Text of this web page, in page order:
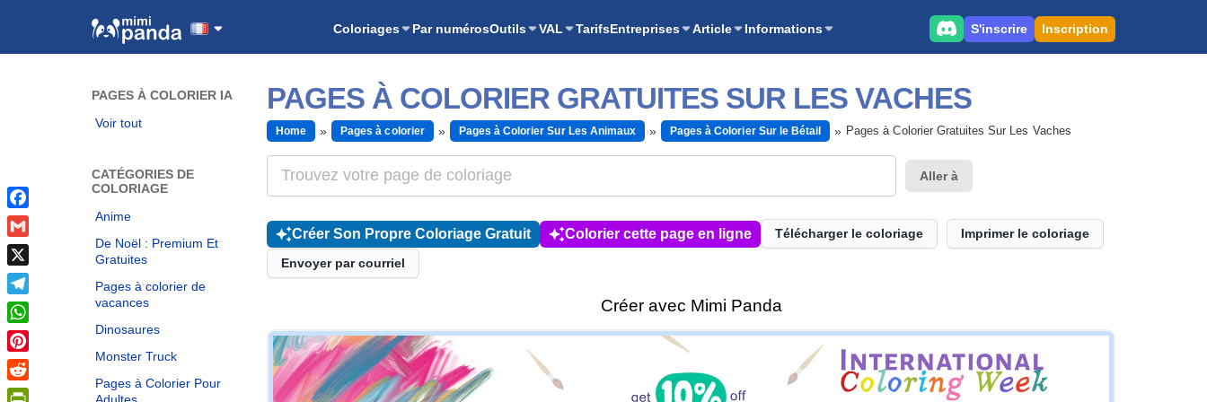
Coloriages Par numérosOutils VAL TarifsEntreprises Article Informations S'inscrire Inscription
PAGES À COLORIER IA
Voir tout
CATÉGORIES DE
COLORIAGE
Anime
De Noël : Premium Et
Gratuites
Pages à colorier de
vacances
Dinosaures
Monster Truck
Pages à Colorier Pour
PAGES À COLORIER GRATUITES SUR LES VACHES
Home Pages à colorier Pages à Colorier Sur Les Animaux Pages à Colorier Sur le Bétail Pages à Colorier Gratuites Sur Les Vaches
Aller à
Créer Son Propre Coloriage Gratuit Colorier cette page en ligne Télécharger le coloriage Imprimer le coloriage
Envoyer par courriel
Créer avec Mimi Panda
Facebook
Gmail
X
Telegram
WhatsApp
Pinterest
Reddit